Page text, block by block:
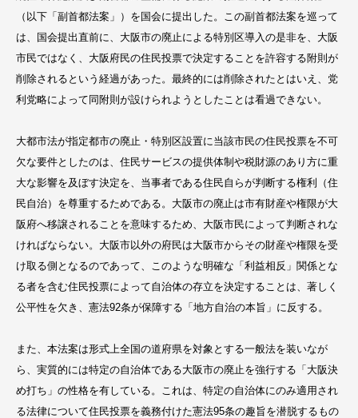
（以下「副首都法案」）を国会に提出した。この副首都法案を巡って
は、国会提出直前に、大阪市の廃止による特別区導入の是非を、大阪
市民ではなく、大阪府民の住民投票で決定することを許容する附則が
削除されるという経過があった。最終的には削除されたとはいえ、党
利党略によって同附則が設けられようとしたことは看過できない。
大都市法が指定都市の廃止・特別区設置に当該市民の住民投票を不可
欠な要件としたのは、住民サービスの提供体制や税財源のあり方に重
大な影響を及ぼす決定を、当事者である住民自らが判断する権利（住
民自治）を尊重するためである。大阪市の廃止は市有財産や権限が大
阪府へ移譲されることを意味するため、大阪市民によって判断されな
ければならない。大阪市以外の府民は大阪市からその財産や権限を受
け取る側となるのであって、このような明確な「利益相反」関係とな
る者を含む住民投票によって自治体の存立を決定することは、著しく
公平性を欠き、憲法92条が保障する「地方自治の本旨」に反する。
また、本法案は形式上全国の道府県を対象とする一般法を装いなが
ら、実質的には特定の自治体である大阪市の廃止を強行する「大阪決
め打ち」の性格を有している。これは、特定の自治体にのみ適用され
る法律について住民投票を義務付けた憲法95条の趣旨を潜脱するもの